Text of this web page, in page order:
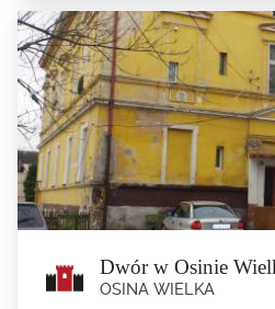
Dwór w
Dwór z 1910
Dwór w Osinie
OSINA WIELKA